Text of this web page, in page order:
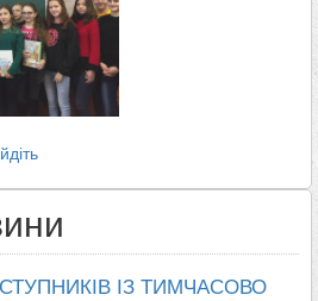
ІЗ ТИМЧАСОВО